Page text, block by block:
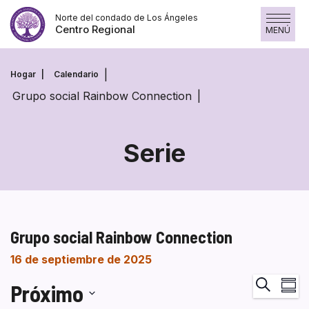
Saltar
contenido
Norte del condado de Los Ángeles
Centro Regional MENÚ
Hogar Calendario
Grupo social Rainbow Connection
Serie
Grupo social Rainbow Connection
16 de septiembre de 2025
Buscar
de
Próximo